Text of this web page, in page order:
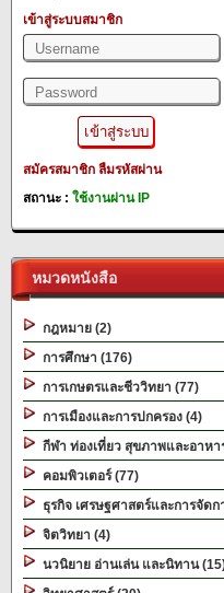
เข้าสู่ระบบสมาชิก
สมัครสมาชิก ลืมรหัสผ่าน
สถานะ : ใช้งานผ่าน IP
หมวดหนังสือ
กฎหมาย (2)
การศึกษา (176)
การเกษตรและชีววิทยา (77)
การเมืองและการปกครอง (4)
กีฬา ท่องเที่ยว สุขภาพและอาหา
คอมพิวเตอร์ (77)
ธุรกิจ เศรษฐศาสตร์และการจัดก
จิตวิทยา (4)
นวนิยาย อ่านเล่น และนิทาน